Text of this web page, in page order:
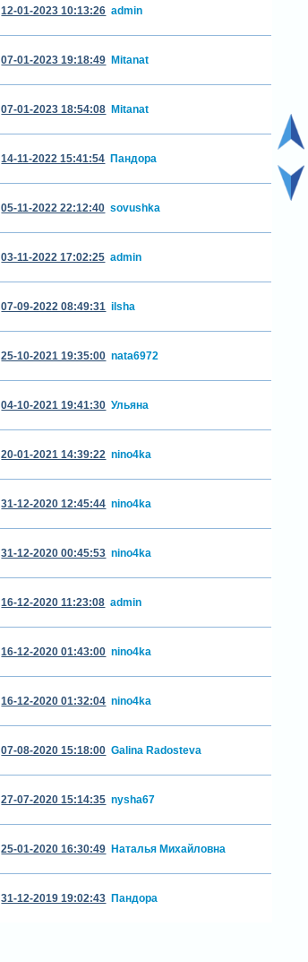
12-01-2023 10:13:26 admin
07-01-2023 19:18:49 Mitanat
07-01-2023 18:54:08 Mitanat
14-11-2022 15:41:54 Пандора
05-11-2022 22:12:40 sovushka
03-11-2022 17:02:25 admin
07-09-2022 08:49:31 ilsha
25-10-2021 19:35:00 nata6972
04-10-2021 19:41:30 Ульяна
20-01-2021 14:39:22 nino4ka
31-12-2020 12:45:44 nino4ka
31-12-2020 00:45:53 nino4ka
16-12-2020 11:23:08 admin
16-12-2020 01:43:00 nino4ka
16-12-2020 01:32:04 nino4ka
07-08-2020 15:18:00 Galina Radosteva
27-07-2020 15:14:35 nysha67
25-01-2020 16:30:49 Наталья Михайловна
31-12-2019 19:02:43 Пандора